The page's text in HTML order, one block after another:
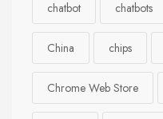
chatbot chatbots
China chips
Chrome Web Store